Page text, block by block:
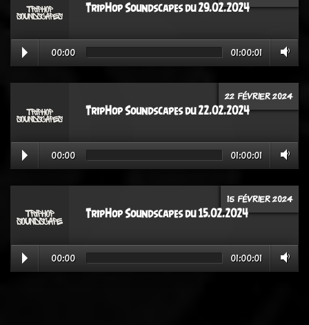
TripHop Soundscapes du 29.02.2024
00:00 01:00:01
22 FÉVRIER 2024
TripHop Soundscapes du 22.02.2024
00:00 01:00:01
15 FÉVRIER 2024
TripHop Soundscapes du 15.02.2024
00:00 01:00:01